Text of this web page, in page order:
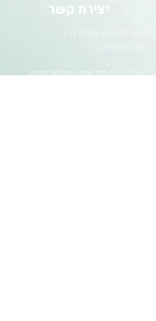
יצירת קשר
מוקד תרומות והסברה |
1.800.800.910
דוא״ל |oryarok@oryarok.org.il